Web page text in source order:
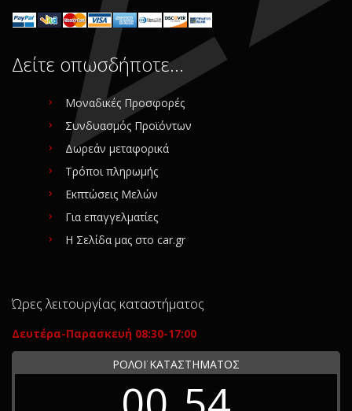
Δείτε οπωσδήποτε…
Μοναδικές Προσφορές
Συνδυασμός Προϊόντων
Δωρεάν μεταφορικά
Τρόποι πληρωμής
Εκπτώσεις Μελών
Για επαγγελματίες
Η Σελίδα μας στο car.gr
Ώρες λειτουργίας καταστήματος
Δευτέρα-Παρασκευή 08:30-17:00
ΡΟΛΟΪ ΚΑΤΑΣΤΗΜΑΤΟΣ